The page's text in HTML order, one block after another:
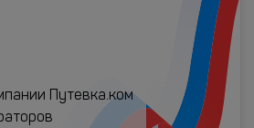
Путевка.ком